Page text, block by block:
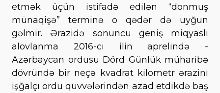
etmək üçün istifadə edilən “donmuş
münaqişə” terminə o qədər də uyğun
gəlmir. Ərazidə sonuncu geniş miqyaslı
alovlanma 2016-cı ilin aprelində -
Azərbaycan ordusu Dörd Günlük müharibə
dövründə bir neçə kvadrat kilometr ərazini
işğalçı ordu qüvvələrindən azad etdikdə baş